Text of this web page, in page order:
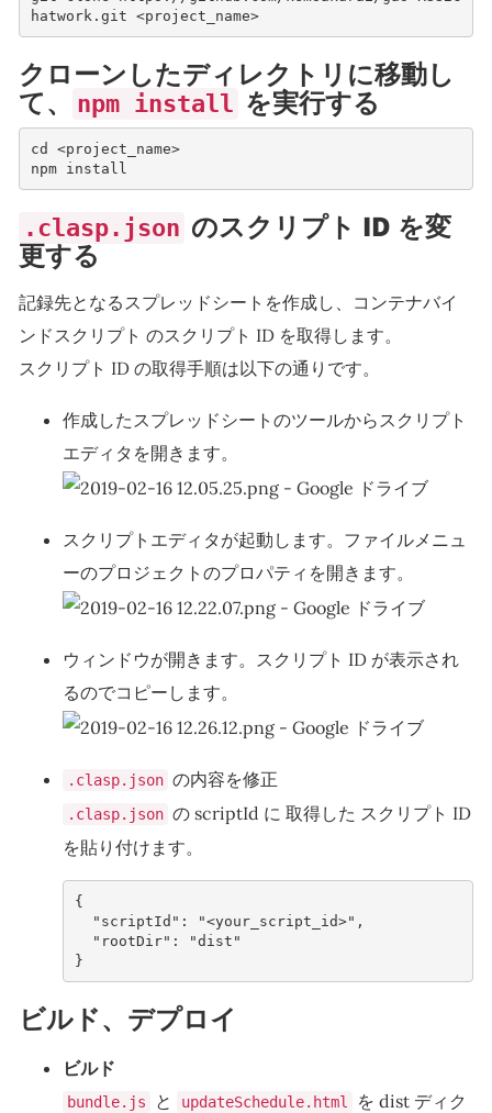
hatwork.git <project_name>
クローンしたディレクトリに移動し
て、 npm install を実行する
cd <project_name>
npm install
.clasp.json のスクリプト ID を変
更する
記録先となるスプレッドシートを作成し、コンテナバイ
ンドスクリプト のスクリプト ID を取得します。
スクリプト ID の取得手順は以下の通りです。
作成したスプレッドシートのツールからスクリプト
エディタを開きます。
スクリプトエディタが起動します。ファイルメニュ
ーのプロジェクトのプロパティを開きます。
ウィンドウが開きます。スクリプト ID が表示され
るのでコピーします。
.clasp.json の内容を修正
.clasp.json の scriptId に 取得した スクリプト ID
を貼り付けます。
{
"scriptId" : "<your_script_id>" ,
"rootDir" :
"dist"
}
ビルド、デプロイ
ビルド
bundle.js と updateSchedule.html
を dist ディク